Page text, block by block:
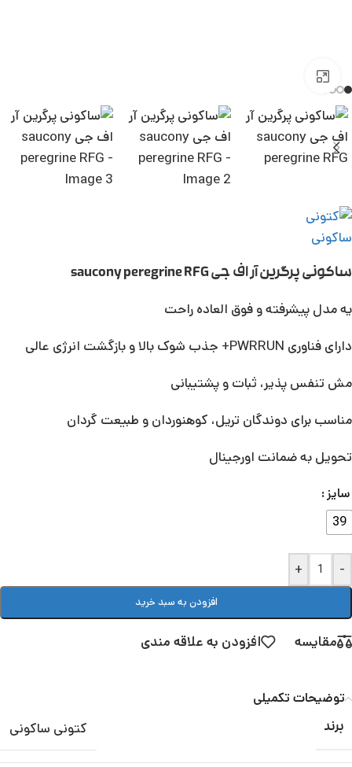
ساکونی پرگرین آر اف جی saucony peregrine RFG
یه مدل پیشرفته و فوق العاده راحت
دارای فناوری PWRRUN+ جذب شوک بالا و بازگشت انرژی عالی
مش تنفس پذیر، ثبات و پشتیبانی
مناسب برای دوندگان تریل، کوهنوردان و طبیعت گردان
تحویل به ضمانت اورجینال
سایز
39
-
+
افزودن به سبد خرید
مقایسه افزودن به علاقه مندی
توضیحات تکمیلی
برند کتونی ساکونی